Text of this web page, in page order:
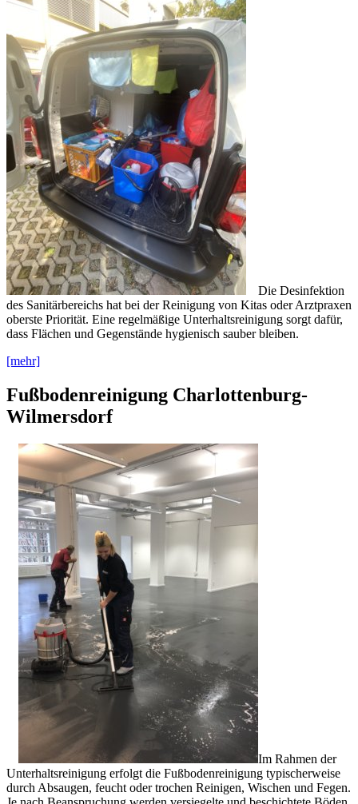
Die Desinfektion
des Sanitärbereichs hat bei der Reinigung von Kitas oder Arztpraxen
oberste Priorität. Eine regelmäßige Unterhaltsreinigung sorgt dafür,
dass Flächen und Gegenstände hygienisch sauber bleiben.
[mehr]
Fußbodenreinigung Charlottenburg-
Wilmersdorf
Im Rahmen der
Unterhaltsreinigung erfolgt die Fußbodenreinigung typischerweise
durch Absaugen, feucht oder trochen Reinigen, Wischen und Fegen.